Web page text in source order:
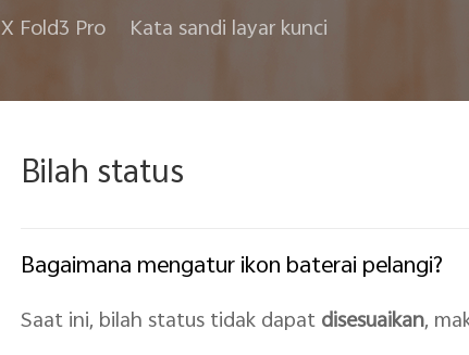
X Fold3 Pro Kata sandi layar kunci
Bilah status
Bagaimana mengatur ikon baterai pelangi?
Saat ini, bilah status tidak dapatdisesuaikan,